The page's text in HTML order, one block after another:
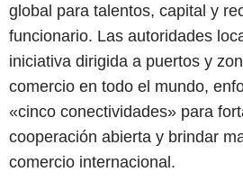
global para talentos, capital y
funcionario. Las autoridades
iniciativa dirigida a puertos y
comercio en todo el mundo,
«cinco conectividades» para
cooperación abierta y brindar
comercio internacional.